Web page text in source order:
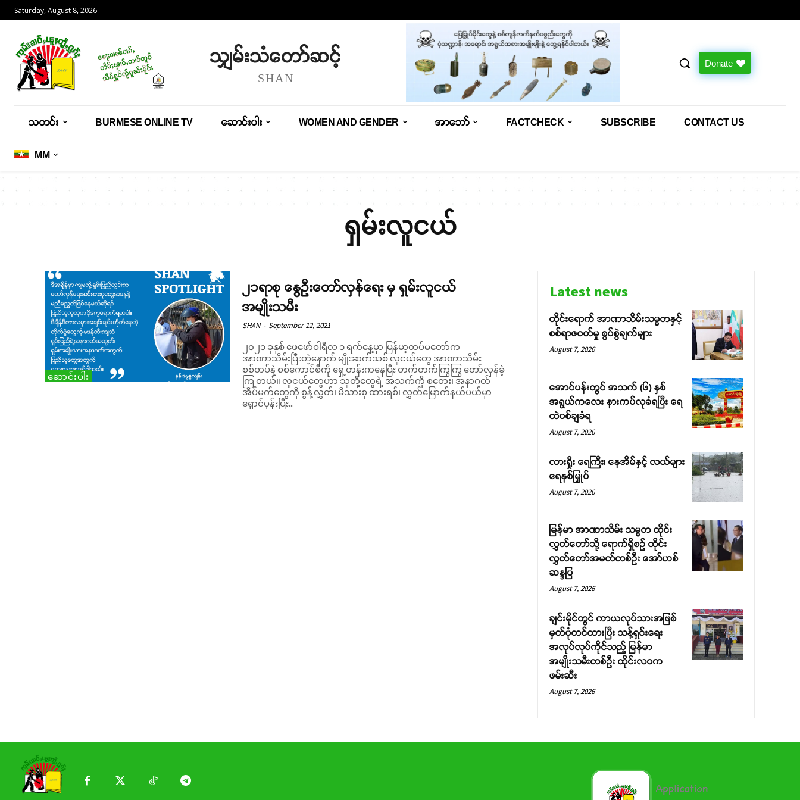
Saturday, August 8, 2026
သျှမ်းသံတော်ဆင့်
SHAN
Donate
သတင်း BURMESE ONLINE TV ဆောင်းပါး WOMEN AND GENDER အာဘော် FACTCHECK SUBSCRIBE CONTACT US
MM
ရှမ်းလူငယ်
ဆောင်းပါး
၂၁ရာစု နွေဦးတော်လှန်ရေး မှ ရှမ်းလူငယ်
အမျိုးသမီး
SHAN - September 12, 2021
၂၀၂၁ ခုနှစ် ဖေဖော်ဝါရီလ ၁ ရက်နေ့မှာ မြန်မာ့တပ်မတော်က
အာဏာသိမ်းပြီးတဲ့နောက် မျိုးဆက်သစ် လူငယ်တွေ အာဏာသိမ်း
စစ်တပ်နဲ့ စစ်ကောင်စီကို ရှေ့တန်းကနေပြီး တက်တက်ကြွကြွ တော်လှန်ခဲ့
ကြ တယ်။ လူငယ်တွေဟာ သူတို့တွေရဲ့ အသက်ကို စတေး၊ အနာဂတ်
အိပ်မက်တွေကို စွန့်လွှတ်၊ မိသားစု ထားရစ်၊ လွှတ်မြောက်နယ်ပယ်မှာ
ရှောင်ပုန်းပြီး...
Latest news
ထိုင်းရောက် အာဏာသိမ်းသမ္မတနှင့်
စစ်ရာဇဝတ်မှု စွပ်စွဲချက်များ
August 7, 2026
အောင်ပန်းတွင် အသက် (၆) နှစ်
အရွယ်ကလေး နားကပ်လုခံရပြီး ရေ
ထဲပစ်ချခံရ
August 7, 2026
လားရှိုး ရေကြီး၊ နေအိမ်နှင့် လယ်များ
ရေနစ်မြှုပ်
August 7, 2026
မြန်မာ အာဏာသိမ်း သမ္မတ ထိုင်း
လွှတ်တော်သို့ ရောက်ရှိစဉ် ထိုင်း
လွှတ်တော်အမတ်တစ်ဦး အော်ဟစ်
ဆန္ဒပြ
August 7, 2026
ချင်းမိုင်တွင် ကာယလုပ်သားအဖြစ်
မှတ်ပုံတင်ထားပြီး သန့်ရှင်းရေး
အလုပ်လုပ်ကိုင်သည့် မြန်မာ
အမျိုးသမီးတစ်ဦး ထိုင်းလဝက
ဖမ်းဆီး
August 7, 2026